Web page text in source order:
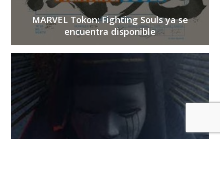
MARVEL Tokon: Fighting Souls ya se
encuentra disponible